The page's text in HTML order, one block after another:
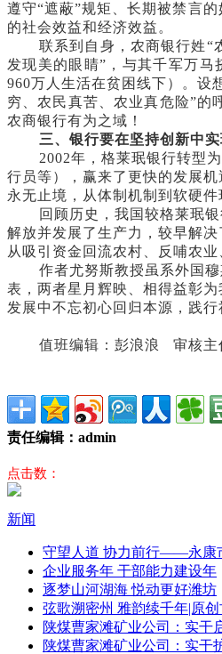
遵守“遮蔽”规矩、长期被禁言
的社会效益和经济效益。
联系到自身，农商银行姓“
发现美的眼睛”，与其千军万
960万人生活在贫困线下）。设
穷、农民真苦、农业真危险”
农商银行有为之域！
三、银行要在坚持创新中实
2002年，格莱珉银行转型
行员等），赢来了更快的发展
永无止境，从体制机制到软硬
回顾历史，我国较格莱珉
解放并发展了生产力，较早解
从吸引资金回流农村、反哺农
作者尤努斯教授虽系外国
表，两者星月辉映、相得益彰
发展中不忘初心回归本源，践
值班编辑：彭浪浪 审核主
责任编辑：admin
点击数：
新闻
守望人道 协力前行——永康
企业服务年 干部能力建设年
逐梦山河湖海 悦动更好潍坊
弦歌溯密州 雅韵续千年|原
陕煤曹家滩矿业公司：实干
陕煤曹家滩矿业公司：实干